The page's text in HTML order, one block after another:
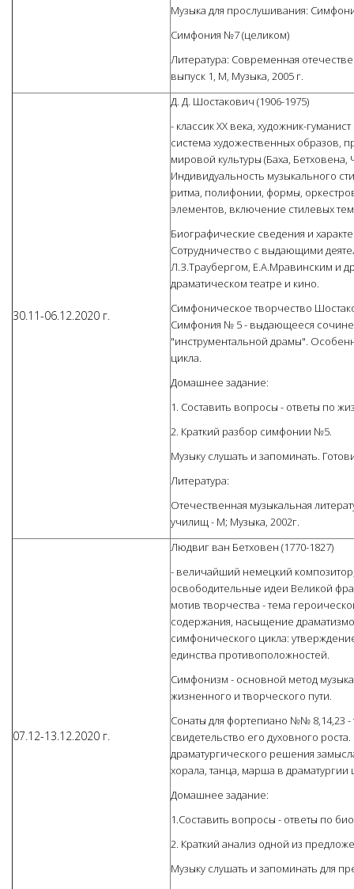
Музыка для прослушивания:
Симфония №7 (целиком)
Литература: Современная
выпуск 1, М, Музыка, 2005 г.
30.11-06.12.2020 г.
Д. Д. Шостакович (1906-1975)
- классик XX века, художник-
система художественных образов,
мировой культуры (Баха,
Индивидуальность музыкального
ритма, полифонии, формы,
элементов, включение стилевых
Биографические сведения и
Сотрудничество с выдающими
Л.З.Траубергом, Е.А.Мравинским и
драматическом театре и кино.
Симфоническое творчество
Симфония № 5 - выдающееся
"инструментальной драмы".
цикла.
Домашнее задание:
1. Составить вопросы - ответы по
2. Краткий разбор симфонии №5.
Музыку слушать и запоминать.
Литература:
Отечественная музыкальная
училищ - М; Музыка, 2002г.
07.12-13.12.2020 г.
Людвиг ван Бетховен (1770-1827)
- величайший немецкий
освободительные идеи Великой
мотив творчества - тема
содержания, насыщение
симфонического цикла:
единства противоположностей.
Симфонизм - основной метод
жизненного и творческого пути.
Сонаты для фортепиано №№ 8,14,23 -
свидетельство его духовного
драматургического решения
хорала, танца, марша в драматургии
Домашнее задание:
1.Составить вопросы - ответы по
2. Краткий анализ одной из
Музыку слушать и запоминать для